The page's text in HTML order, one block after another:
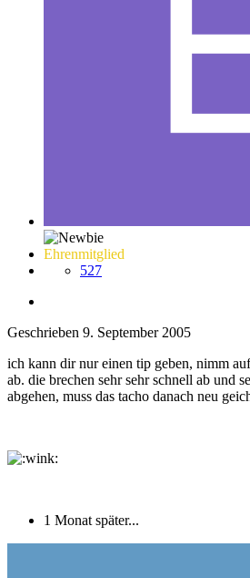
Ehrenmitglied
527
Geschrieben 9. September 2005
ich kann dir nur einen tip geben, nimm
ab. die brechen sehr sehr schnell ab und
abgehen, muss das tacho danach neu
1 Monat später...